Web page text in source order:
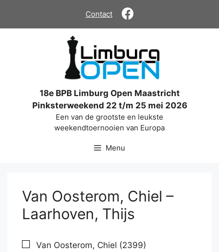
de
Contact
18e BPB Limburg Open Maastricht
Pinksterweekend 22 t/m 25 mei 2026
Een van de grootste en leukste
weekendtoernooien van Europa
Menu
Van Oosterom, Chiel –
Laarhoven, Thijs
Van Oosterom, Chiel (2399)